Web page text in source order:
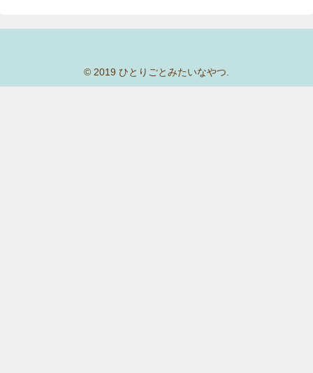
© 2019 ひとりごとみたいなやつ.